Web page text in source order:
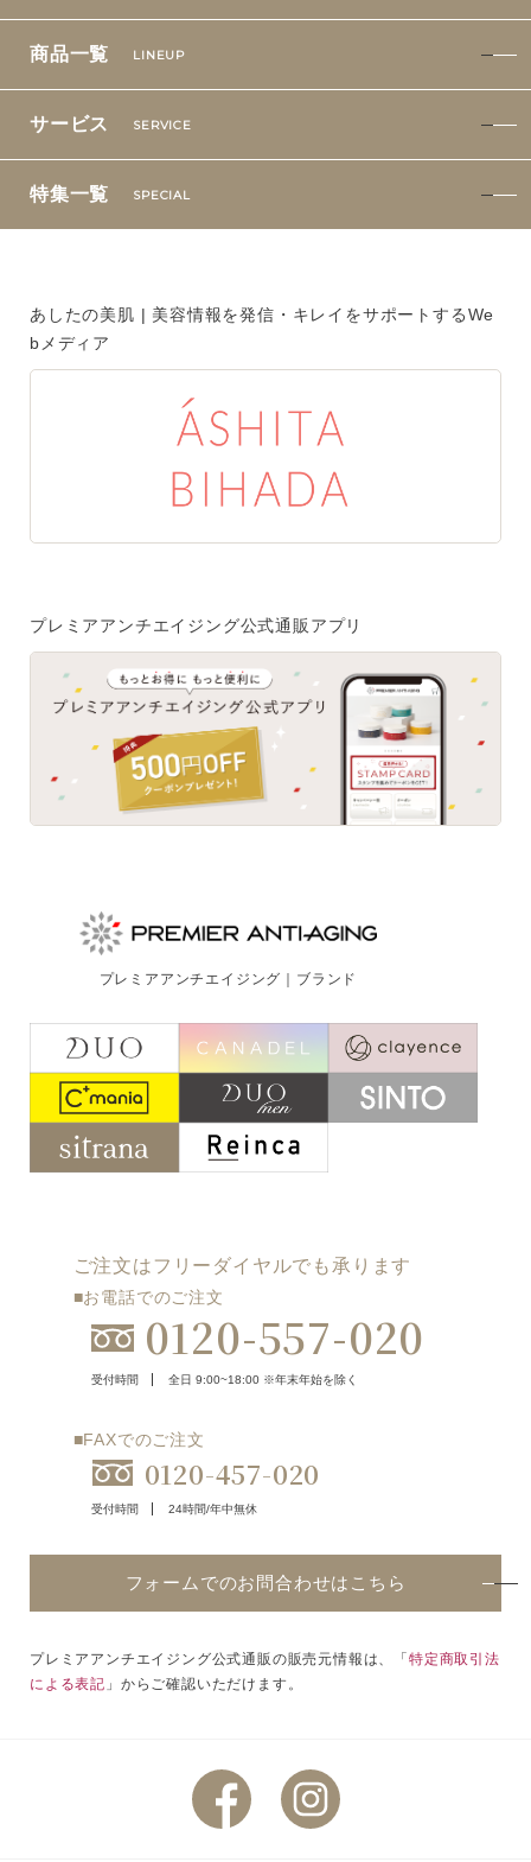
あしたの美肌 | 美容情報を発信・キレイをサポートするWe
ご注文はフリーダイヤルでも承ります
0120-557-020
商品一覧 LINEUP
サービス SERVICE
特集一覧 SPECIAL
あしたの美肌 | 美容情報を発信・キレイをサポートするWe
bメディア
プレミアアンチエイジング公式通販アプリ
プレミアアンチエイジング｜ブランド
ご注文はフリーダイヤルでも承ります
■お電話でのご注文
0120-557-020
受付時間 全日 9:00~18:00 ※年末年始を除く
■FAXでのご注文
0120-457-020
受付時間 24時間/年中無休
フォームでのお問合わせはこちら
プレミアアンチエイジング公式通販の販売元情報は、「特定商取引法
による表記 」からご確認いただけます。